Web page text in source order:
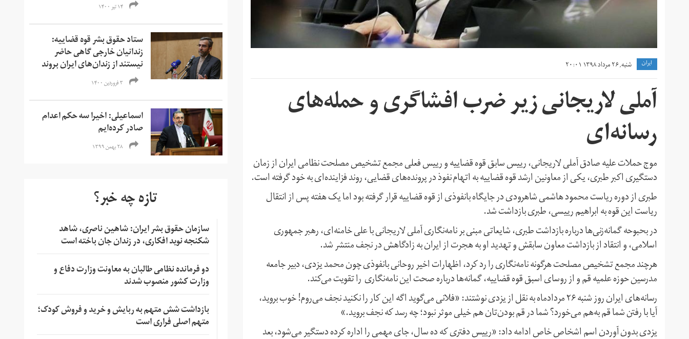
ايران شنبه, ۲۶ مرداد ۱۳۹۸ ۲۰:۰۱
آملی لاریجانی زیر ضرب افشاگری و حمله‌های
رسا‌نه‌ای
موج حملات علیه صادق آملی لاریجانی، رییس سابق قوه قضاییه و رییس فعلی مجمع تشخیص مصلحت نظامی ایران از زمان
دستگیری اکبر طبری، یکی از معاونین ارشد قوه قضاییه به اتهام نفوذ در پرونده‌های قضایی، روند فزاینده‌ای به خود گرفته است.
طبری از دوره ریاست محمود هاشمی شاهرودی در جایگاه بانفوذی از قوه قضاییه قرار گرفته بود اما یک هفته پس از انتقال
ریاست این قوه به ابراهیم رییسی، طبری بازداشت شد.
در بحبوحه گمانه‌زنی‌ها درباره بازداشت طبری، شایعاتی مبنی بر نامه‌نگاری آملی لاریجانی با علی خامنه‌ای، رهبر جمهوری
اسلامی، و انتقاد از بازداشت معاون سابقش و تهدید او به هجرت از ایران به زادگاهش در نجف منتشر شد.
هرچند مجمع تشخیص مصلحت هرگونه نامه‌نگاری را رد کرد، اظهارات اخیر روحانی بانفوذی چون محمد یزدی، دبیر جامعه
مدرسین حوزه علمیه قم و از روسای اسبق قوه قضاییه، گمانه‌ها درباره صحت این نامه‌نگاری را تقویت می‌کند.
رسانه‌های ایران روز شنبه ۲۶ مردادماه به نقل از یزدی نوشتند: «فلانی می‌گوید اگه این کار را نکنید نجف می‌روم! خوب بروید،
آیا با رفتن شما قم به‌هم می‌خورد؟ شما در قم بودن‌تان هم خیلی موثر نبود؛ چه رسد که نجف بروید.»
یزدی بدون آوردن اسم اشخاص خاص ادامه داد: «رییس دفتری که ده سال، جای مهمی را اداره کرده دستگیر می‌شود، بعد
۱۴ تیر ۱۴۰۰
ستاد حقوق بشر قوه قضاییه:
زندانیان خارجی گاهی حاضر
نیستند از زندان‌های ایران بروند
۳ فروردین ۱۴۰۰
اسماعیلی: اخیرا سه حکم اعدام
صادر کرده‌ایم
۲۸ بهمن ۱۳۹۹
تازه چه خبر؟
سازمان حقوق بشر ایران: شاهین ناصری، شاهد
شکنجه نوید افکاری، در زندان جان باخته است
دو فرمانده نظامی طالبان به معاونت وزارت دفاع و
وزارت کشور منصوب شدند
بازداشت شش متهم به ربایش و خرید و فروش کودک؛
متهم اصلی فراری است